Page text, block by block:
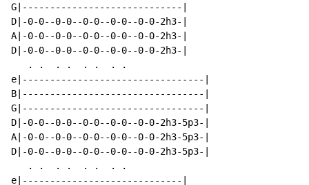
G|-----------------------------|
D|-0-0--0-0--0-0--0-0--0-0-2h3-|
A|-0-0--0-0--0-0--0-0--0-0-2h3-|
D|-0-0--0-0--0-0--0-0--0-0-2h3-|
   . .  . .  . .  . .
e|---------------------------------|
B|---------------------------------|
G|---------------------------------|
D|-0-0--0-0--0-0--0-0--0-0-2h3-5p3-|
A|-0-0--0-0--0-0--0-0--0-0-2h3-5p3-|
D|-0-0--0-0--0-0--0-0--0-0-2h3-5p3-|
   . .  . .  . .  . .
e|-----------------------------|